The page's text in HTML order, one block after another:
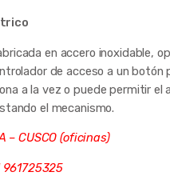
en accero inoxidable,
de acceso a un botón
a la vez o puede permitir el
el mecanismo.
– CUSCO (oficinas)
961725325